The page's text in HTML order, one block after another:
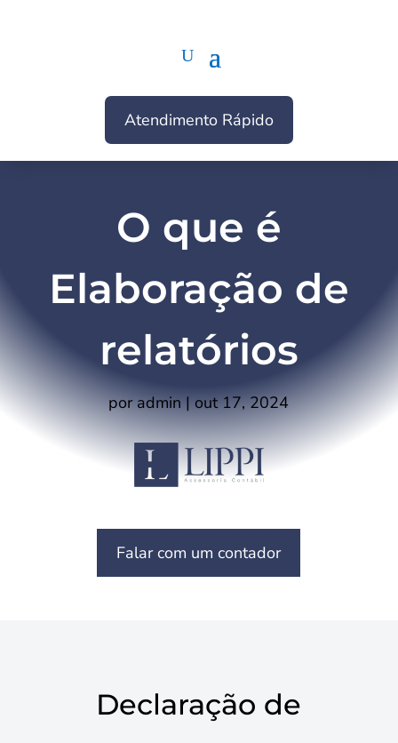
Atendimento Rápido
O que é
Elaboração de
relatórios
poradmin|out 17, 2024
Falar com um contador
Declaração de